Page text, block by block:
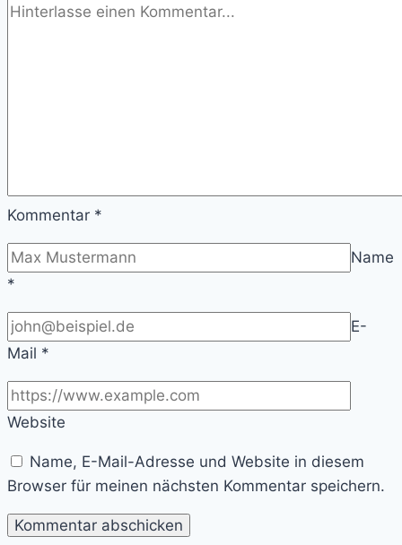
Kommentar *
Name
*
E-
Mail *
Website
Name, E-Mail-Adresse und Website in diesem
Browser für meinen nächsten Kommentar speichern.